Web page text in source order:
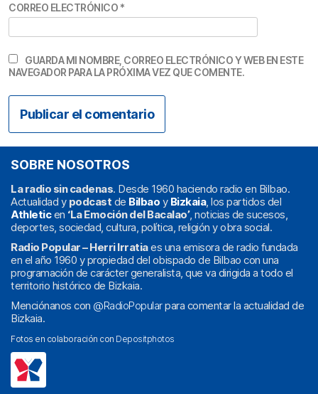
CORREO ELECTRÓNICO *
GUARDA MI NOMBRE, CORREO ELECTRÓNICO Y WEB EN ESTE
NAVEGADOR PARA LA PRÓXIMA VEZ QUE COMENTE.
SOBRE NOSOTROS
La radio sin cadenas. Desde 1960 haciendo radio en Bilbao.
Actualidad y podcast de Bilbao y Bizkaia, los partidos del
Athleticen ‘La Emoción del Bacalao’, noticias de sucesos,
deportes, sociedad, cultura, política, religión y obra social.
Radio Popular – Herri Irratiaes una emisora de radio fundada
en el año 1960 y propiedad del obispado de Bilbao con una
programación de carácter generalista, que va dirigida a todo el
territorio histórico de Bizkaia.
Menciónanos con @RadioPopularpara comentar la actualidad de
Bizkaia.
Fotos en colaboración con Depositphotos